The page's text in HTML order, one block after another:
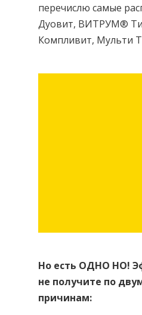
перечислю самые
Дуовит, ВИТРУМ®
Компливит, Мульти
Но есть ОДНО НО!
не получите по
причинам: